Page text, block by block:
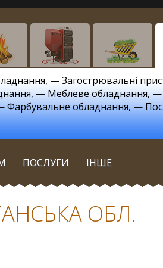
, —Загострювальні
, —Меблеве обладнання,
Фарбувальне обладнання, —
ПОСЛУГИ ІНШЕ
ОБЛ.